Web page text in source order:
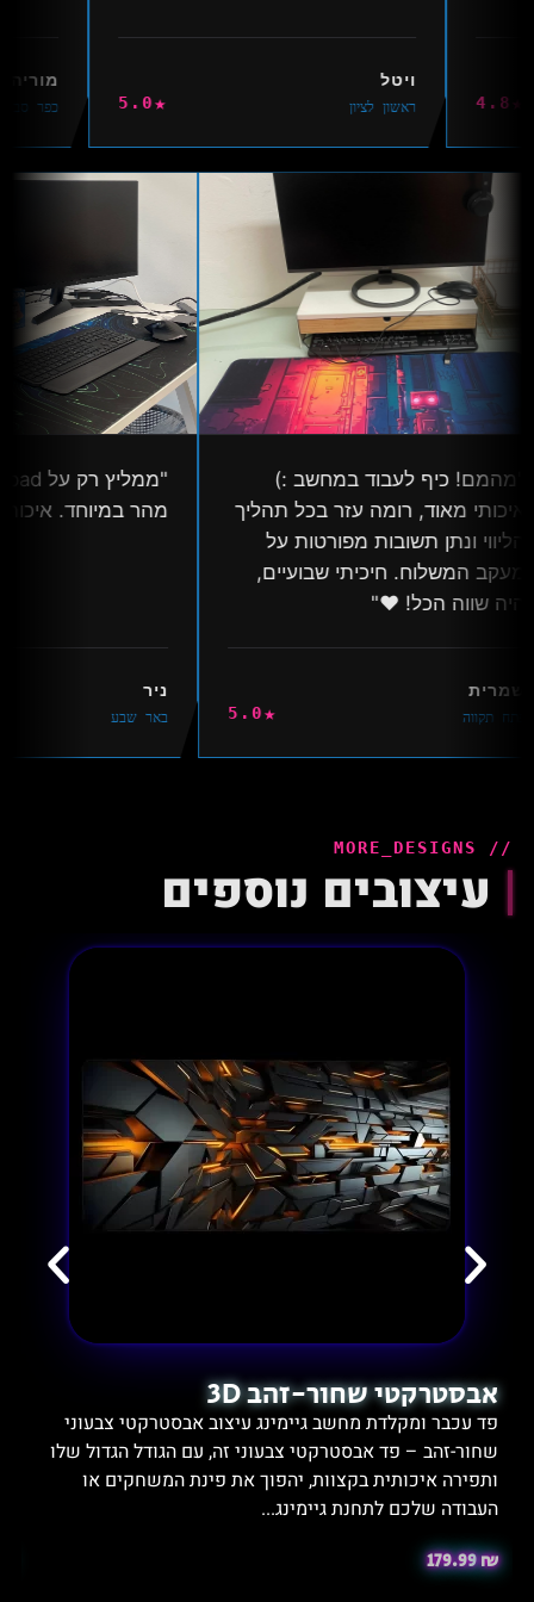
★
4.8
ויטל
ראשון לציון ★
5.0
מוריה
כפר
"מהמם! כיף לעבוד במחשב :)
איכותי מאוד, רומה עזר בכל תהליך
הליווי ונתן תשובות מפורטות על
מעקב המשלוח. חיכיתי שבועיים,
היה שווה הכל! ❤️"
שמרית
פתח תקווה ★
5.0
מהר במיוחד. איכותי
ניר
באר שבע
// MORE_DESIGNS
עיצובים נוספים
אבסטרקטי שחור-זהב 3D
פד עכבר ומקלדת מחשב גיימינג עיצוב אבסטרקטי צבעוני
שחור-זהב – פד אבסטרקטי צבעוני זה, עם הגודל הגדול שלו
ותפירה איכותית בקצוות, יהפוך את פינת המשחקים או
העבודה שלכם לתחנת גיימינג...
179.99₪